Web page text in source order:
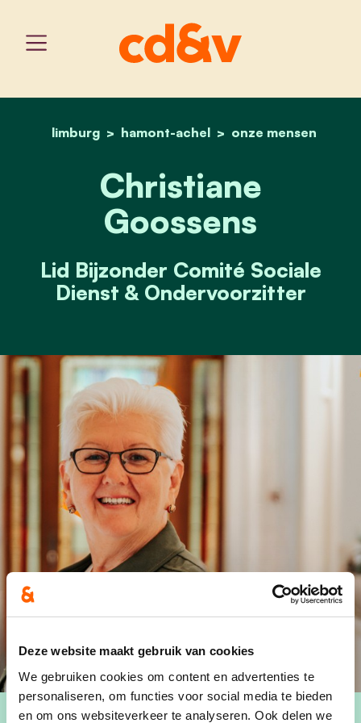
Deze website maakt gebruik van cookies
We gebruiken cookies om content en advertenties te
personaliseren, om functies voor social media te bieden
en om ons websiteverkeer te analyseren. Ook delen we
home
limburg hamont-achel onze mensen
christiane goossens
Christiane
Goossens
Lid Bijzonder Comité Sociale
Dienst & Ondervoorzitter